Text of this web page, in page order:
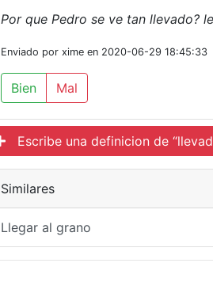
Por que Pedro se ve tan llevado?
Enviado por xime en 2020-06-29 18:45:33
Bien Mal
Escribe una definicion de
Similares
Llegar al grano